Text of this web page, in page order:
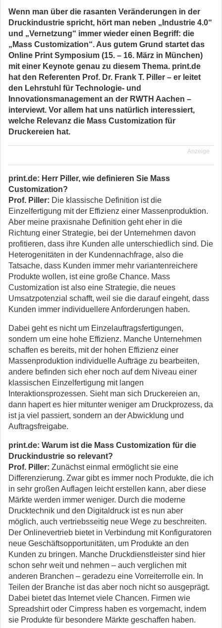
Wenn man über die rasanten Veränderungen in der
Druckindustrie spricht, hört man neben „Industrie 4.0“
und „Vernetzung“ immer wieder einen Begriff: die
„Mass Customization“. Aus gutem Grund startet das
Online Print Symposium (15. – 16. März in München)
mit einer Keynote genau zu diesem Thema. print.de
hat den Referenten Prof. Dr. Frank T. Piller – er leitet
den Lehrstuhl für Technologie- und
Innovationsmanagement an der RWTH Aachen –
interviewt. Vor allem hat uns natürlich interessiert,
welche Relevanz die Mass Customization für
Druckereien hat.
Anzeige
print.de: Herr Piller, wie definieren Sie Mass
Customization?
Prof. Piller: Die klassische Definition ist die
Einzelfertigung mit der Effizienz einer Massenproduktion.
Aber meine praxisnahe Definition geht eher in die
Richtung einer Strategie, bei der Unternehmen davon
profitieren, dass ihre Kunden alle unterschiedlich sind. Die
Heterogenitäten in der Kundennachfrage, also die
Tatsache, dass Kunden immer mehr variantenreichere
Produkte wollen, ist eine große Chance. Mass
Customization ist also eine Strategie, die neues
Umsatzpotenzial schafft, weil sie die darauf eingeht, dass
Kunden immer individuellere Anforderungen haben.
Dabei geht es nicht um Einzelauftragsfertigungen,
sondern um eine hohe Effizienz. Manche Unternehmen
schaffen es bereits, mit der hohen Effizienz einer
Massenproduktion individuelle Aufträge zu bearbeiten,
andere befinden sich eher noch auf dem Niveau einer
klassischen Einzelfertigung mit langen
Interaktionsprozessen. Sieht man sich Druckereien an,
dann hapert es hier mitunter weniger am Druckprozess, da
ist ja viel passiert, sondern an der Abwicklung und
Auftragsfreigabe.
print.de: Warum ist die Mass Customization für die
Druckindustrie so relevant?
Prof. Piller: Zunächst einmal ermöglicht sie eine
Differenzierung. Zwar gibt es immer noch Produkte, die ich
in sehr großen Auflagen leicht erstellen kann, aber diese
Märkte werden immer weniger. Durch die moderne
Drucktechnik und den Digitaldruck ist es nun aber
möglich, auch vertriebsseitig neue Wege zu beschreiten.
Der Onlinevertrieb bietet in Verbindung mit Konfiguratoren
neue Geschäftsopportunitäten, um Produkte an den
Kunden zu bringen. Manche Druckdienstleister sind hier
schon sehr weit und nehmen – auch verglichen mit
anderen Branchen – geradezu eine Vorreiterrolle ein. In
Teilen der Branche ist das aber noch nicht so ausgeprägt.
Dabei bietet das Internet viele Chancen. Firmen wie
Spreadshirt oder Cimpress haben es vorgemacht, indem
sie Produkte für besondere Märkte geschaffen haben.